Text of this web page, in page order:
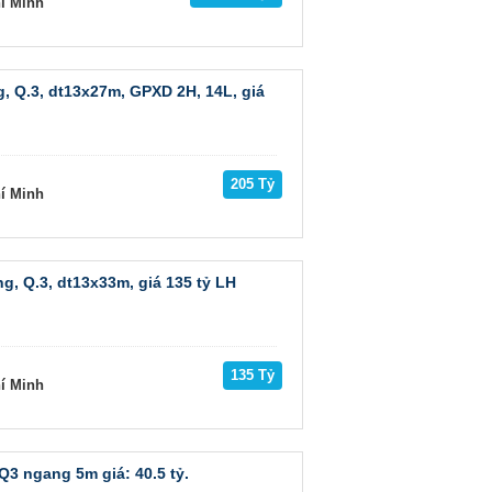
Q.3, dt13x27m, GPXD 2H, 14L, giá
Minh
205 Tỷ
Q.3, dt13x33m, giá 135 tỷ LH
Minh
135 Tỷ
ngang 5m giá: 40.5 tỷ.